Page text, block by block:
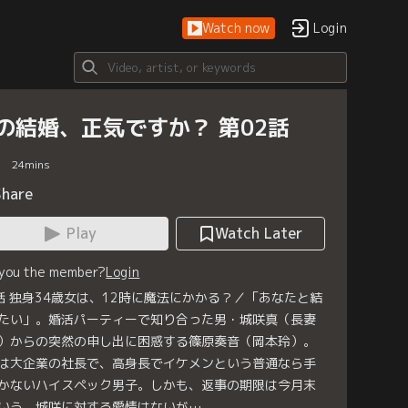
Watch now Login
結婚、正気ですか？ 第02話
24mins
Play
Watch Later
the member?Login
独身34歳女は、12時に魔法にかかる？／「あなたと結
い」。婚活パーティーで知り合った男・城咲真（長妻
からの突然の申し出に困惑する篠原奏音（岡本玲）。
大企業の社長で、高身長でイケメンという普通なら手
ないハイスペック男子。しかも、返事の期限は今月末